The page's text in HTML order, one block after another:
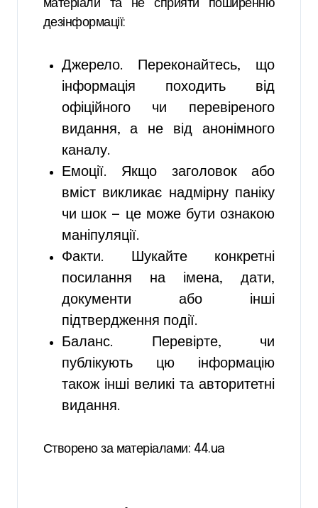
матеріали та не сприяти поширенню
дезінформації:
Джерело. Переконайтесь, що
інформація походить від
офіційного чи перевіреного
видання, а не від анонімного
каналу.
Емоції. Якщо заголовок або
вміст викликає надмірну паніку
чи шок — це може бути ознакою
маніпуляції.
Факти. Шукайте конкретні
посилання на імена, дати,
документи або інші
підтвердження події.
Баланс. Перевірте, чи
публікують цю інформацію
також інші великі та авторитетні
видання.
Створено за матеріалами: 44.ua